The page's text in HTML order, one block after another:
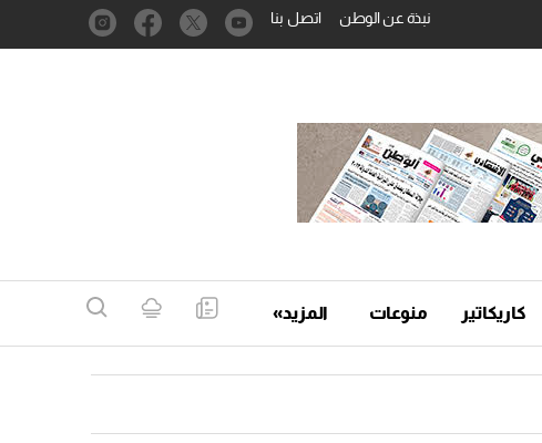
نبذة عن الوطن اتصل بنا
كاريكاتير منوعات المزيد»